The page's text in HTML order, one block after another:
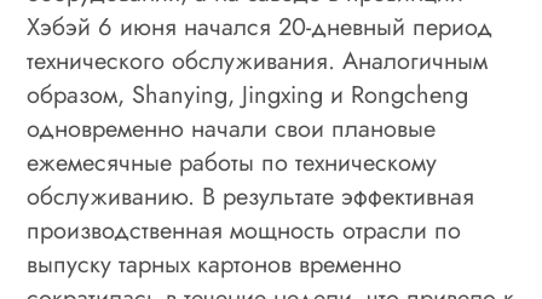
Хэбэй 6 июня начался 20-дневный период
технического обслуживания. Аналогичным
образом, Shanying, Jingxing и Rongcheng
одновременно начали свои плановые
ежемесячные работы по техническому
обслуживанию. В результате эффективная
производственная мощность отрасли по
выпуску тарных картонов временно